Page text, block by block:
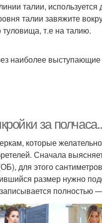
талии,
талии завяжите
т.е на талию.
наиболее
за
которые
Сначала
для этого
размер нужно
полностью